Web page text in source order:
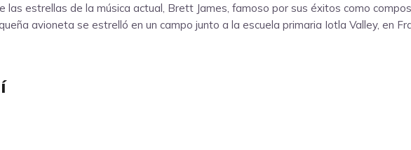
las estrellas de la música actual, Brett James, famoso por sus éxitos como
avioneta se estrelló en un campo junto a la escuela primaria Iotla Valley, en